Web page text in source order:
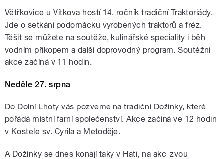
Větřkovice u Vítkova hostí 14. ročník tradiční Traktoriády.
Jde o setkání podomácku vyrobených traktorů a fréz.
Těšit se můžete na soutěže, kulinářské speciality i běh
vodním příkopem a další doprovodný program. Soutěžní
akce začíná v 11 hodin.
Neděle 27. srpna
Do Dolní Lhoty vás pozveme na tradiční Dožínky, které
pořádá místní farní společenství. Akce začíná ve 12 hodin
v Kostele sv. Cyrila a Metoděje.
A Dožínky se dnes konají taky v Hati, na akci zvou